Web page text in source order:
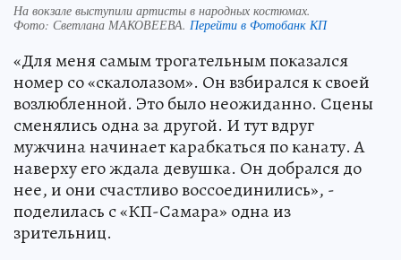
На вокзале выступили артисты в народных костюмах.
Фото: Светлана МАКОВЕЕВА. Перейти в Фотобанк КП
«Для меня самым трогательным показался
номер со «скалолазом». Он взбирался к своей
возлюбленной. Это было неожиданно. Сцены
сменялись одна за другой. И тут вдруг
мужчина начинает карабкаться по канату. А
наверху его ждала девушка. Он добрался до
нее, и они счастливо воссоединились», -
поделилась с «КП-Самара» одна из
зрительниц.